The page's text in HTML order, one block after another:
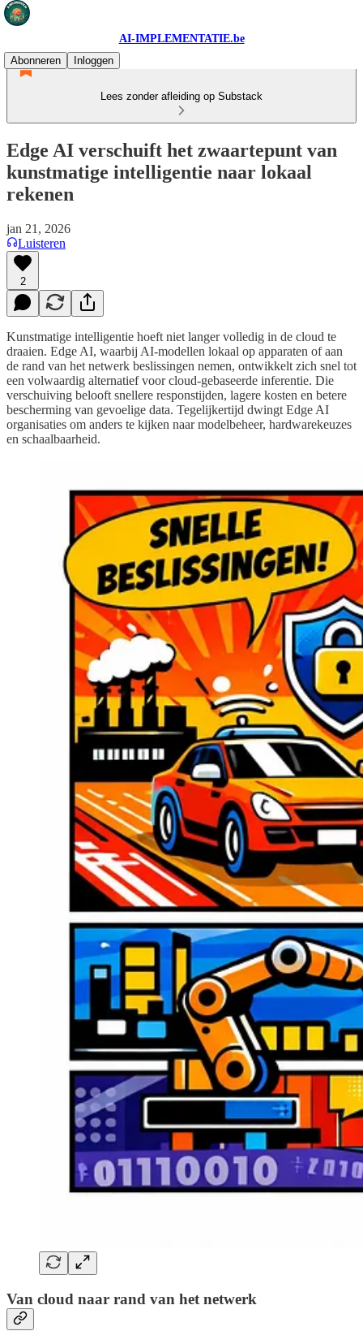
AI-IMPLEMENTATIE.be
Abonneren
Inloggen
Lees zonder afleiding op Substack
Edge AI verschuift het zwaartepunt van
kunstmatige intelligentie naar lokaal
rekenen
jan 21, 2026
Luisteren
2
Kunstmatige intelligentie hoeft niet langer volledig in de cloud te
draaien. Edge AI, waarbij AI-modellen lokaal op apparaten of aan
de rand van het netwerk beslissingen nemen, ontwikkelt zich snel tot
een volwaardig alternatief voor cloud-gebaseerde inferentie. Die
verschuiving belooft snellere responstijden, lagere kosten en betere
bescherming van gevoelige data. Tegelijkertijd dwingt Edge AI
organisaties om anders te kijken naar modelbeheer, hardwarekeuzes
en schaalbaarheid.
Van cloud naar rand van het netwerk